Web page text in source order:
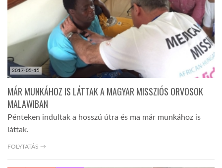
GLOBOBOOK
2017-05-15
MÁR MUNKÁHOZ IS LÁTTAK A MAGYAR MISSZIÓS ORVOSOK
MALAWIBAN
Pénteken indultak a hosszú útra és ma már munkához is
láttak.
FOLYTATÁS →